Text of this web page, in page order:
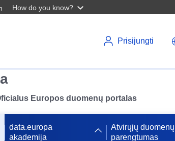
How do you know?
Prisijungti
Europos duomenų portalas
data.europa
akademija
Atvirųjų duomenų
parengtumas